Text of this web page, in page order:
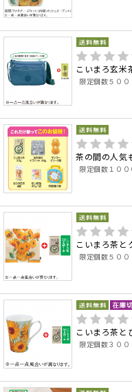
こいまろ玄米
限定個数５００
茶の間の人気
限定個数１００
こいまろ茶と
限定個数５００
こいまろ茶と
限定個数３０